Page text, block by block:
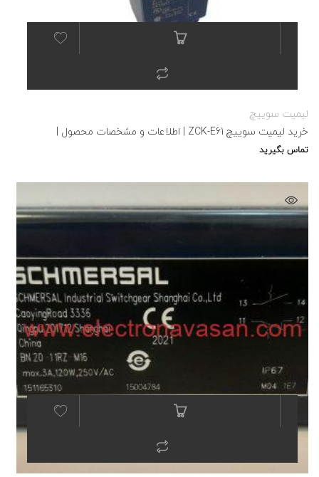
لیمیت سوییچ
خرید لیمیت سوییچ ZCK-E61 | اطلاعات و مشخصات محصول |
تماس بگیرید